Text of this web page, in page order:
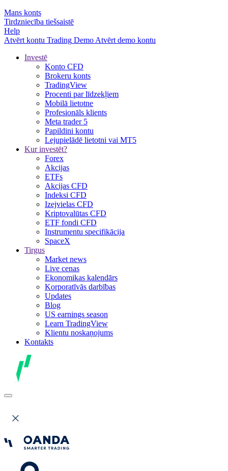
Mans konts
Tirdzniecība tiešsaistē
Help
Atvērt kontu Trading Demo Atvērt demo kontu
Investē
Konto CFD
Brokeru konts
TradingView
Procenti par līdzekļiem
Mobilā lietotne
Profesionāls klients
Meta trader 5
Papildini kontu
Lejupielādē lietotni vai MT5
Kur investēt?
Forex
Akcijas
ETFs
Akcijas CFD
Indeksi CFD
Izejvielas CFD
Kriptovalūtas CFD
ETF fondi CFD
Instrumentu specifikācija
SpaceX
Tirgus
Market news
Live cenas
Ekonomikas kalendārs
Korporatīvās darbības
Updates
Blog
US earnings season
Learn TradingView
Klientu noskaņojums
Kontakts